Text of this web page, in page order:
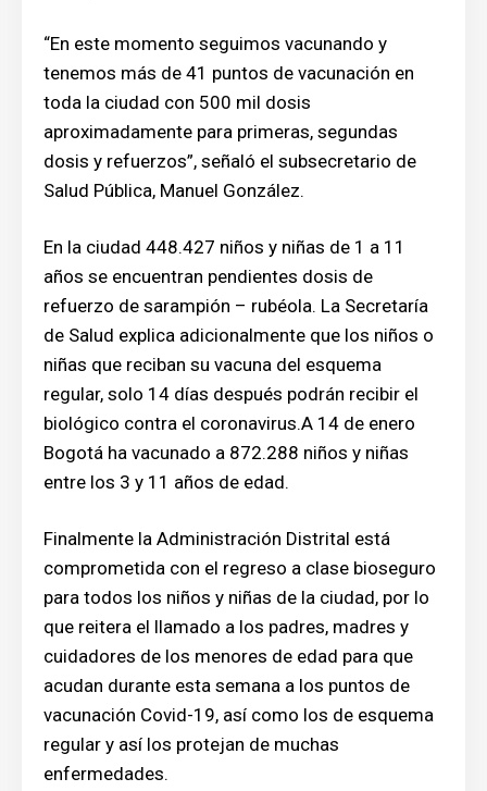
“En este momento seguimos vacunando y
tenemos más de 41 puntos de vacunación en
toda la ciudad con 500 mil dosis
aproximadamente para primeras, segundas
dosis y refuerzos”, señaló el subsecretario de
Salud Pública, Manuel González.
En la ciudad 448.427 niños y niñas de 1 a 11
años se encuentran pendientes dosis de
refuerzo de sarampión – rubéola. La Secretaría
de Salud explica adicionalmente que los niños o
niñas que reciban su vacuna del esquema
regular, solo 14 días después podrán recibir el
biológico contra el coronavirus.A 14 de enero
Bogotá ha vacunado a 872.288 niños y niñas
entre los 3 y 11 años de edad.
Finalmente la Administración Distrital está
comprometida con el regreso a clase bioseguro
para todos los niños y niñas de la ciudad, por lo
que reitera el llamado a los padres, madres y
cuidadores de los menores de edad para que
acudan durante esta semana a los puntos de
vacunación Covid-19, así como los de esquema
regular y así los protejan de muchas
enfermedades.